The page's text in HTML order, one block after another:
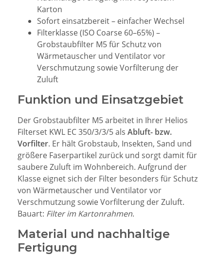
Karton
Sofort einsatzbereit – einfacher Wechsel
Filterklasse(ISO Coarse 60–65%) –
Grobstaubfilter M5 für Schutz von
Wärmetauscher und Ventilator vor
Verschmutzung sowie Vorfilterung der
Zuluft
Funktion und Einsatzgebiet
Der Grobstaubfilter M5 arbeitet in Ihrer Helios
Filterset KWL EC 350/3/3/5 als Abluft- bzw.
Vorfilter. Er hält Grobstaub, Insekten, Sand und
größere Faserpartikel zurück und sorgt damit für
saubere Zuluft im Wohnbereich. Aufgrund der
Klasse eignet sich der Filter besonders für Schutz
von Wärmetauscher und Ventilator vor
Verschmutzung sowie Vorfilterung der Zuluft.
Bauart: Filter im Kartonrahmen.
Material und nachhaltige
Fertigung